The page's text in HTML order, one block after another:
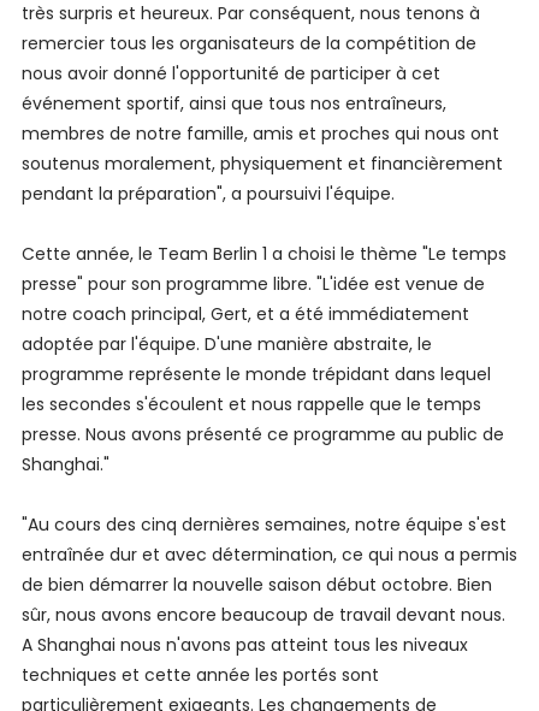
très surpris et heureux. Par conséquent, nous tenons à
remercier tous les organisateurs de la compétition de
nous avoir donné l'opportunité de participer à cet
événement sportif, ainsi que tous nos entraîneurs,
membres de notre famille, amis et proches qui nous ont
soutenus moralement, physiquement et financièrement
pendant la préparation", a poursuivi l'équipe.
Cette année, le Team Berlin 1 a choisi le thème "Le temps
presse" pour son programme libre. "L'idée est venue de
notre coach principal, Gert, et a été immédiatement
adoptée par l'équipe. D'une manière abstraite, le
programme représente le monde trépidant dans lequel
les secondes s'écoulent et nous rappelle que le temps
presse. Nous avons présenté ce programme au public de
Shanghai."
"Au cours des cinq dernières semaines, notre équipe s'est
entraînée dur et avec détermination, ce qui nous a permis
de bien démarrer la nouvelle saison début octobre. Bien
sûr, nous avons encore beaucoup de travail devant nous.
A Shanghai nous n'avons pas atteint tous les niveaux
techniques et cette année les portés sont
particulièrement exigeants. Les changements de